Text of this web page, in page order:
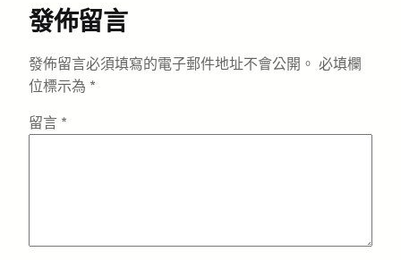
發佈留言
發佈留言必須填寫的電子郵件地址不會公開。 必填欄
位標示為 *
留言 *